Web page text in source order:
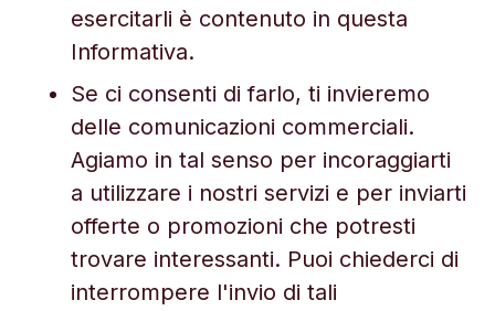
esercitarli è contenuto in questa
Informativa.
Se ci consenti di farlo, ti invieremo
delle comunicazioni commerciali.
Agiamo in tal senso per incoraggiarti
a utilizzare i nostri servizi e per inviarti
offerte o promozioni che potresti
trovare interessanti. Puoi chiederci di
interrompere l'invio di tali